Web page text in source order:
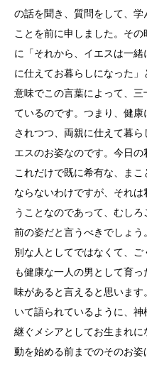
の話を聞き、質問をして、
ことを前に申しました。そ
に「それから、イエスは一
に仕えてお暮らしになった
意味でこの言葉によって、
ているのです。つまり、健
されつつ、両親に仕えて暮
エスのお姿なのです。今日の
これだけで既に希有な、ま
ならないわけですが、それ
うことなのであって、むし
前の姿だと言うべきでしょ
別な人としてではなくて、
も健康な一人の男として育
味があると言えると思いま
いて語られているように、
継ぐメシアとしてお生まれ
動を始める前までのそのお